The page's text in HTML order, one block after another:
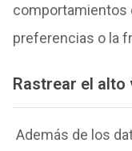
comportamientos
preferencias o la
Rastrear el alto
Además de los